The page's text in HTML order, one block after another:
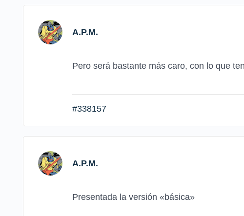
A.P.M.
Pero será bastante más caro, con lo que
#338157
A.P.M.
Presentada la versión «básica»